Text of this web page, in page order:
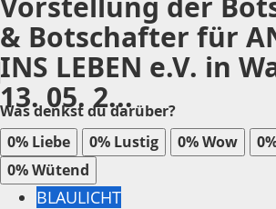
& Botschafter für
INS LEBEN e.V. in
13. 05. 2...
Was denkst du darüber?
0% Liebe 0% Lustig 0%Wow
0%Wütend
BLAULICHT